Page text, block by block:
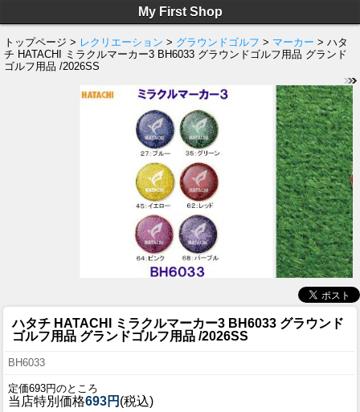
My First Shop
トップページ > レクリエーション > グラウンドゴルフ > マーカー > ハタ
チ HATACHI ミラクルマーカー3 BH6033 グラウンドゴルフ用品 グランド
ゴルフ用品 /2026SS
ハタチ HATACHI ミラクルマーカー3 BH6033 グラウンド
ゴルフ用品 グランドゴルフ用品 /2026SS
BH6033
定価693円のところ
当店特別価格693円 (税込)